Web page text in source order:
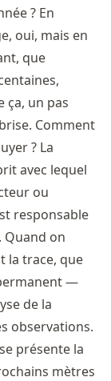
? En
oui, mais en
que
ça, un pas
Comment
? La
avec lequel
ou
responsable
Quand on
la trace, que
—
de la
observations.
présente la
mètres